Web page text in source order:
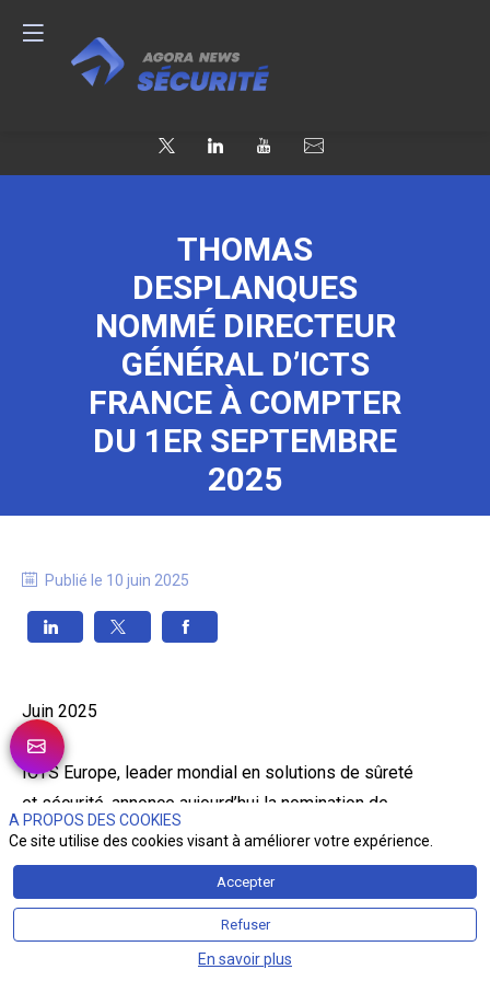
THOMAS
DESPLANQUES
NOMMÉ DIRECTEUR
GÉNÉRAL D’ICTS
FRANCE À COMPTER
DU 1ER SEPTEMBRE
2025
Publié le 10 juin 2025
Juin 2025
ICTS Europe, leader mondial en solutions de sûreté
et sécurité, annonce aujourd’hui la nomination de
Thomas DESPLANQUES au poste de Directeur
Général de sa filiale ICTS France à compter du 1er
septembre 2025. Il succèdera à Jean-Baptiste
THELOT qui prendra à cette même date la
présidence de SOFINORD, holding du groupe.
A PROPOS DES COOKIES
Ce site utilise des cookies visant à améliorer votre expérience.
Accepter
Refuser
En savoir plus